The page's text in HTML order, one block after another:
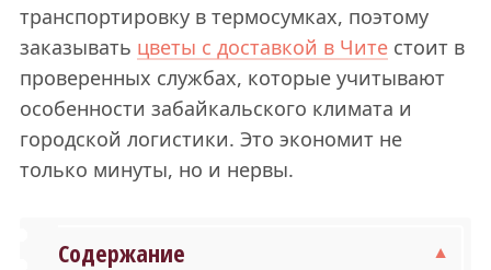
транспортировку в термосумках, поэтому
заказывать цветы с доставкой в Читестоит в
проверенных службах, которые учитывают
особенности забайкальского климата и
городской логистики. Это экономит не
только минуты, но и нервы.
Содержание